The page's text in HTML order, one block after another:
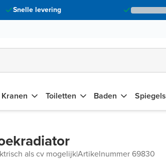
Snelle levering
Kranen Toiletten Baden Spiegels
als cv mogelijk|Artikelnummer 69830